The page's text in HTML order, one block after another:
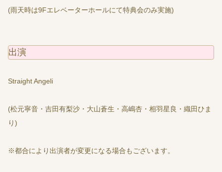
(雨天時は9Fエレベーターホールにて特典会のみ実施)
出演
Straight Angeli
(松元寧音・吉田有梨沙・大山蒼生・高嶋杏・相羽星良・織田ひま
り)
※都合により出演者が変更になる場合もございます。